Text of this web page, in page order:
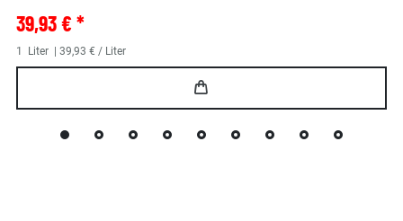
39,93 € *
1 Liter | 39,93 € / Liter